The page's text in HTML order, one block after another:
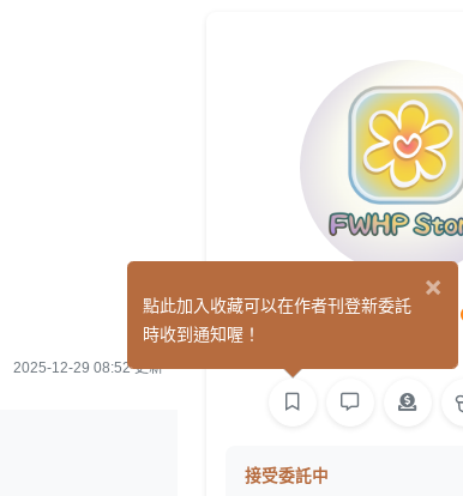
2025-12-29 08:52 更新
花樂 FWHP
接受委託中
×
點此加入收藏可以在作者刊登新委託
時收到通知喔！